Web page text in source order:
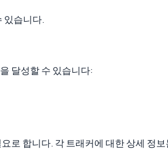
있습니다.
달성할 수 있습니다:
로 합니다. 각 트래커에 대한 상세 정